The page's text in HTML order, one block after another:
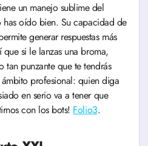
un manejo sublime del
oído bien. Su capacidad de
generar respuestas más
si le lanzas una broma,
tan punzante que te tendrás
profesional: quien diga
en serio va a tener que
con los bots! Folio3.